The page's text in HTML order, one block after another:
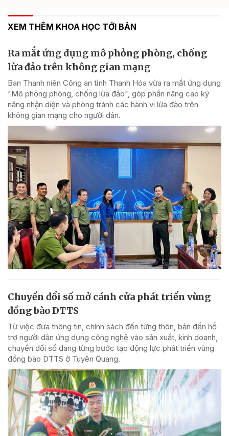
XEM THÊM KHOA HỌC TỚI BẢN
Ra mắt ứng dụng mô phỏng phòng, chống
lừa đảo trên không gian mạng
Ban Thanh niên Công an tỉnh Thanh Hóa vừa ra mắt ứng dụng
"Mô phỏng phòng, chống lừa đảo", góp phần nâng cao kỹ
năng nhận diện và phòng tránh các hành vi lừa đảo trên
không gian mạng cho người dân.
Chuyển đổi số mở cánh cửa phát triển vùng
đồng bào DTTS
Từ việc đưa thông tin, chính sách đến từng thôn, bản đến hỗ
trợ người dân ứng dụng công nghệ vào sản xuất, kinh doanh,
chuyển đổi số đang từng bước tạo động lực phát triển vùng
đồng bào DTTS ở Tuyên Quang.